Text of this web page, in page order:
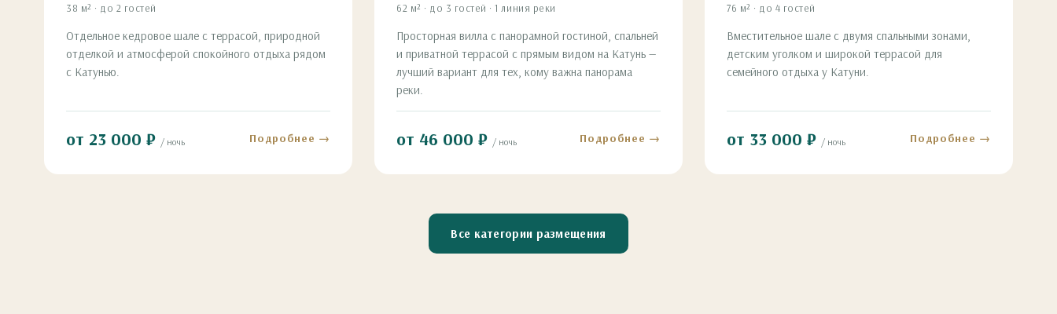
38 м² · до 2 гостей
Отдельное кедровое шале с террасой, природной
отделкой и атмосферой спокойного отдыха рядом
с Катунью.
от 23 000 ₽ / ночь Подробнее →
62 м² · до 3 гостей · 1 линия реки
Просторная вилла с панорамной гостиной, спальней
и приватной террасой с прямым видом на Катунь —
лучший вариант для тех, кому важна панорама
реки.
от 46 000 ₽ / ночь Подробнее →
76 м² · до 4 гостей
Вместительное шале с двумя спальными зонами,
детским уголком и широкой террасой для
семейного отдыха у Катуни.
от 33 000 ₽ / ночь Подробнее →
Все категории размещения